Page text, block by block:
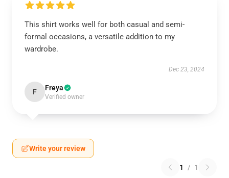
This shirt works well for both casual and semi-
formal occasions, a versatile addition to my
wardrobe.
Dec 23, 2024
F Freya
Verified owner
Write your review
1 / 1